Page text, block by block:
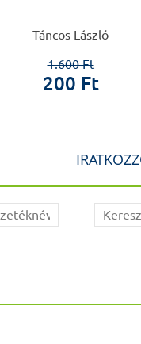
Táncos László
1.600 Ft
200 Ft